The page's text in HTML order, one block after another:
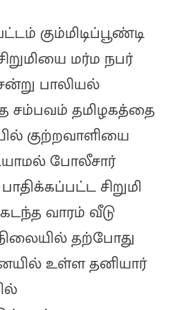
கும்மிடிப்பூண்டி
மர்ம நபர்
பாலியல்
சம்பவம் தமிழகத்தை
குற்றவாளியை
போலீசார்
சிறுமி
கடந்த வாரம் வீடு
தற்போது
உள்ள தனியார்